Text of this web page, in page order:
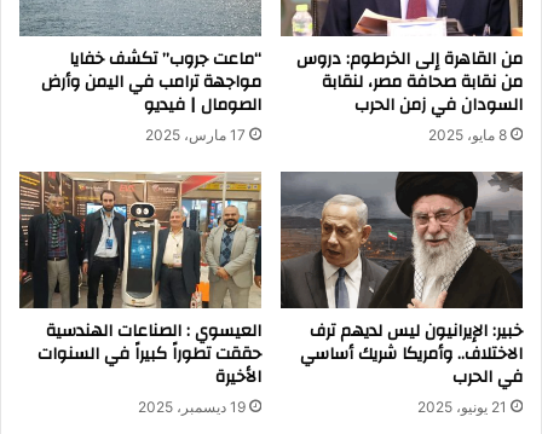
من القاهرة إلى الخرطوم: دروس
من نقابة صحافة مصر، لنقابة
السودان في زمن الحرب
8 مايو، 2025
“ماعت جروب” تكشف خفايا
مواجهة ترامب في اليمن وأرض
الصومال | فيديو
17 مارس، 2025
خبير: الإيرانيون ليس لديهم ترف
الاختلاف.. وأمريكا شريك أساسي
في الحرب
21 يونيو، 2025
العيسوي : الصناعات الهندسية
حققت تطوراً كبيراً في السنوات
الأخيرة
19 ديسمبر، 2025